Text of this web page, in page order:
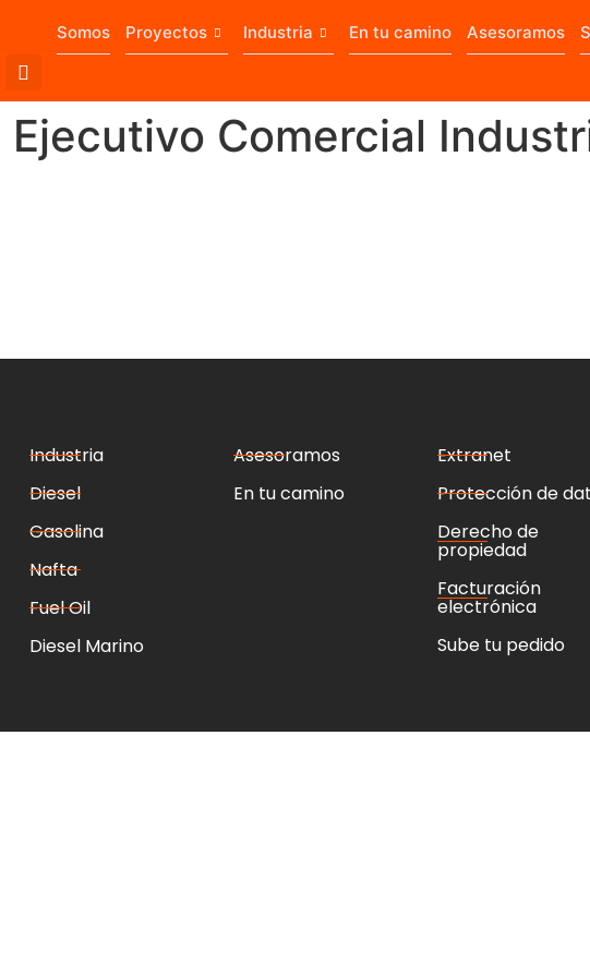
Somos Proyectos Industria En tu camino Asesoramos
Ejecutivo Comercial
Industria
Diesel
Gasolina
Nafta
Fuel Oil
Diesel Marino
Asesoramos
En tu camino
Extranet
Protección de
Derecho de
propiedad
Facturación
electrónica
Sube tu pedido